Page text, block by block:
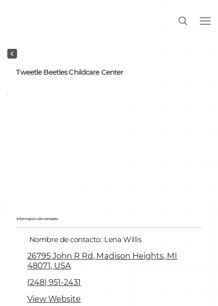
Información de contacto
Nombre de contacto: Lena Willis
26795 John R Rd, Madison Heights, MI
48071, USA
(248) 951-2431
View Website
Tweetle Beetles Childcare Center